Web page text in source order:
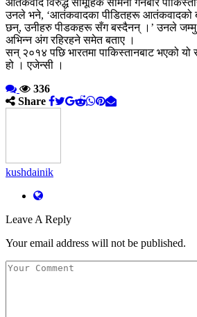
उनले भने, ‘आतंकवादका पीडितहरू आतंकवादको
छन्, उनीहरु पीडकहरू सँग बस्दैनन् ।’ उनले जम्मु
अभिन्न अंग रहिरहने समेत बताए ।
सन् २०१४ पछि भारतमा पाकिस्तानबाट भएको यो
हो । एजेन्सी ।
336
Share
kushdainik
Leave A Reply
Your email address will not be published.